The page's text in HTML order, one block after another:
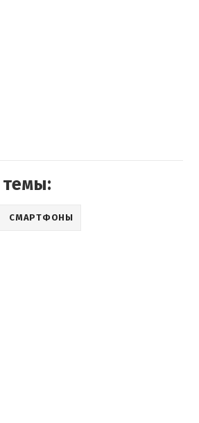
СМАРТФОНЫ